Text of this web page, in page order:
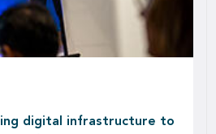
digital infrastructure to